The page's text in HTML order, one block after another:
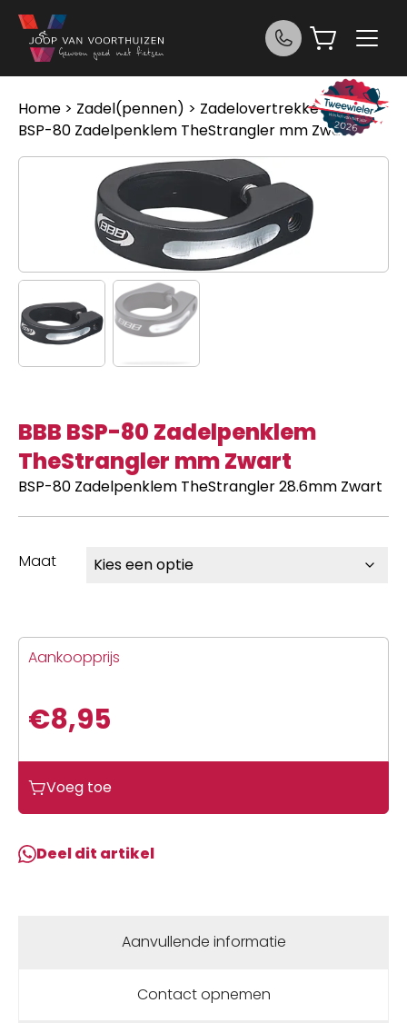
Ga naar de inhoud
Home > Zadel(pennen) > Zadelovertrekken> BBB
BSP-80 Zadelpenklem TheStrangler mm Zwart
BBB BSP-80 Zadelpenklem
TheStrangler mm Zwart
BSP-80 Zadelpenklem TheStrangler 28.6mm Zwart
Maat
Aankoopprijs
€8,95
BSP-
80
TheStrangler
Voeg toe
Deel dit artikel
Aanvullende informatie
Contact opnemen